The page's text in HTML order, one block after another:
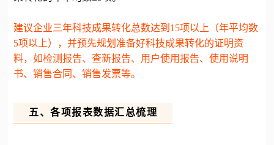
建议企业三年科技成果转化总数达到15项以上（年平均数
5项以上），并预先规划准备好科技成果转化的证明资
料，如检测报告、查新报告、用户使用报告、使用说明
书、销售合同、销售发票等。
五、各项报表数据汇总梳理